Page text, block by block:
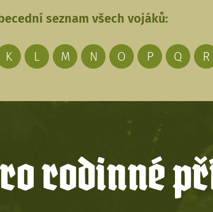
seznam všech vojáků:
K L M N O P Q R
rodinné